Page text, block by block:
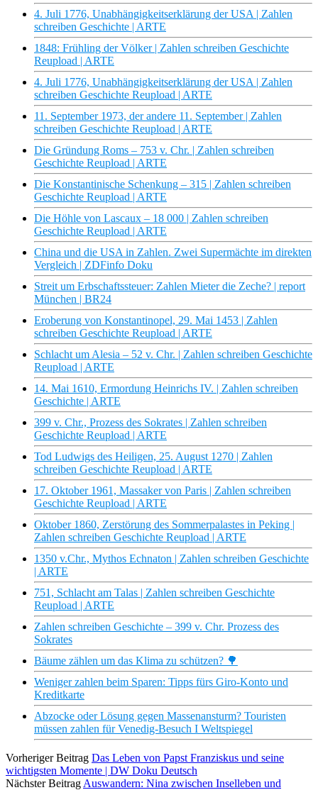
4. Juli 1776, Unabhängigkeitserklärung der USA | Zahlen
schreiben Geschichte | ARTE
1848: Frühling der Völker | Zahlen schreiben Geschichte
Reupload | ARTE
4. Juli 1776, Unabhängigkeitserklärung der USA | Zahlen
schreiben Geschichte Reupload | ARTE
11. September 1973, der andere 11. September | Zahlen
schreiben Geschichte Reupload | ARTE
Die Gründung Roms – 753 v. Chr. | Zahlen schreiben
Geschichte Reupload | ARTE
Die Konstantinische Schenkung – 315 | Zahlen schreiben
Geschichte Reupload | ARTE
Die Höhle von Lascaux – 18 000 | Zahlen schreiben
Geschichte Reupload | ARTE
China und die USA in Zahlen. Zwei Supermächte im direkten
Vergleich | ZDFinfo Doku
Streit um Erbschaftssteuer: Zahlen Mieter die Zeche? | report
München | BR24
Eroberung von Konstantinopel, 29. Mai 1453 | Zahlen
schreiben Geschichte Reupload | ARTE
Schlacht um Alesia – 52 v. Chr. | Zahlen schreiben Geschichte
Reupload | ARTE
14. Mai 1610, Ermordung Heinrichs IV. | Zahlen schreiben
Geschichte | ARTE
399 v. Chr., Prozess des Sokrates | Zahlen schreiben
Geschichte Reupload | ARTE
Tod Ludwigs des Heiligen, 25. August 1270 | Zahlen
schreiben Geschichte Reupload | ARTE
17. Oktober 1961, Massaker von Paris | Zahlen schreiben
Geschichte Reupload | ARTE
Oktober 1860, Zerstörung des Sommerpalastes in Peking |
Zahlen schreiben Geschichte Reupload | ARTE
1350 v.Chr., Mythos Echnaton | Zahlen schreiben Geschichte
| ARTE
751, Schlacht am Talas | Zahlen schreiben Geschichte
Reupload | ARTE
Zahlen schreiben Geschichte – 399 v. Chr. Prozess des
Sokrates
Bäume zählen um das Klima zu schützen? 🌳
Weniger zahlen beim Sparen: Tipps fürs Giro-Konto und
Kreditkarte
Abzocke oder Lösung gegen Massenansturm? Touristen
müssen zahlen für Venedig-Besuch I Weltspiegel
Vorheriger Beitrag Das Leben von Papst Franziskus und seine
wichtigsten Momente | DW Doku Deutsch
Nächster Beitrag Auswandern: Nina zwischen Inselleben und